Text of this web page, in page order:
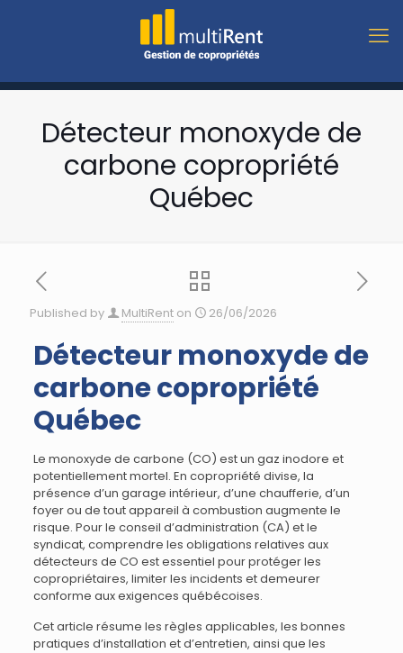
Détecteur monoxyde de
carbone copropriété
Québec
Published by MultiRent on 26/06/2026
Détecteur monoxyde de
carbone copropriété
Québec
Le monoxyde de carbone (CO) est un gaz inodore et
potentiellement mortel. En copropriété divise, la
présence d’un garage intérieur, d’une chaufferie, d’un
foyer ou de tout appareil à combustion augmente le
risque. Pour le conseil d’administration (CA) et le
syndicat, comprendre les obligations relatives aux
détecteurs de CO est essentiel pour protéger les
copropriétaires, limiter les incidents et demeurer
conforme aux exigences québécoises.
Cet article résume les règles applicables, les bonnes
pratiques d’installation et d’entretien, ainsi que les